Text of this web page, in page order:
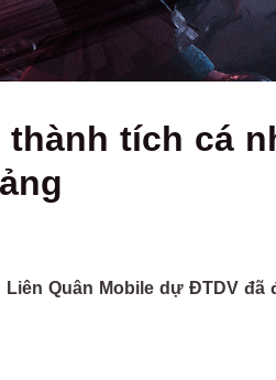
thành tích cá
Quân Mobile dự ĐTDV đã